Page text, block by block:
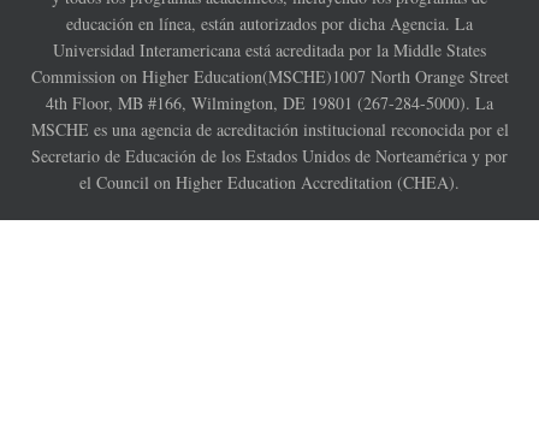
educación en línea, están autorizados por dicha Agencia. La
Universidad Interamericana está acreditada por la Middle States
Commission on Higher Education(MSCHE)1007 North Orange Street
4th Floor, MB #166, Wilmington, DE 19801 (267-284-5000). La
MSCHE es una agencia de acreditación institucional reconocida por el
Secretario de Educación de los Estados Unidos de Norteamérica y por
el Council on Higher Education Accreditation (CHEA).